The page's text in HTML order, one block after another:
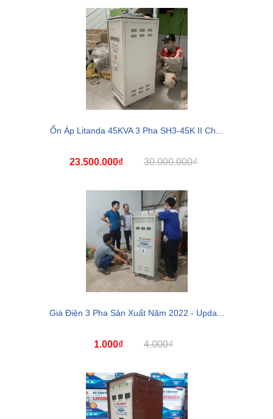
Ổn Áp Litanda 45KVA 3 Pha SH3-45K II Ch...
23.500.000₫ 30.000.000₫
Giá Điện 3 Pha Sản Xuất Năm 2022 - Upda...
1.000₫ 4.000₫